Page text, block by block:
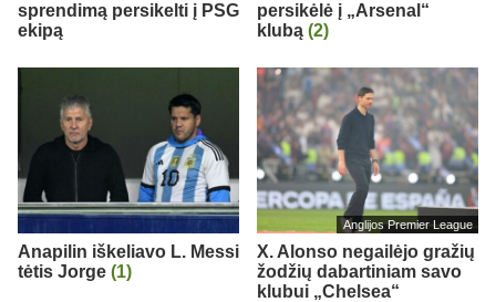
sprendimą persikelti į PSG
ekipą
persikėlė į „Arsenal“
klubą (2)
Anapilin iškeliavo L. Messi
tėtis Jorge (1)
Anglijos Premier League
X. Alonso negailėjo gražių
žodžių dabartiniam savo
klubui „Chelsea“